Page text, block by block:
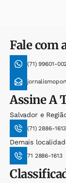
Fale com
(71) 99601-
AssineA
Salvador e
(71) 2886-1613
Demais
71 2886-1613